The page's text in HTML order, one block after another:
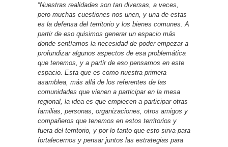
“Nuestras realidades son tan diversas, a veces,
pero muchas cuestiones nos unen, y una de estas
es la defensa del territorio y los bienes comunes. A
partir de eso quisimos generar un espacio más
donde sentíamos la necesidad de poder empezar a
profundizar algunos aspectos de esa problemática
que tenemos, y a partir de eso pensamos en este
espacio. Esta que es como nuestra primera
asamblea, más allá de los referentes de las
comunidades que vienen a participar en la mesa
regional, la idea es que empiecen a participar otras
familias, personas, organizaciones, otros amigos y
compañeros que tenemos en estos territorios y
fuera del territorio, y por lo tanto que esto sirva para
fortalecernos y pensar juntos las estrategias para